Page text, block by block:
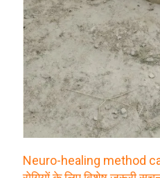
Neuro-healing method